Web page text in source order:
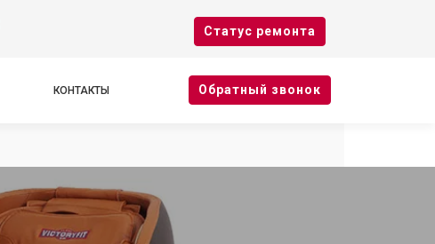
Cтатус ремонта
КОНТАКТЫ Oбратный звонок